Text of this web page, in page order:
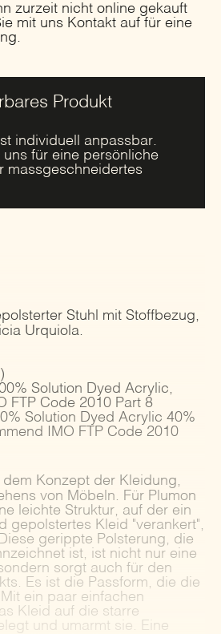
zurzeit nicht online gekauft
mit uns Kontakt auf für eine
Produkt
individuell anpassbar.
uns für eine persönliche
massgeschneidertes
Stuhl mit Stoffbezug,
Urquiola.
Solution Dyed Acrylic,
FTP Code 2010 Part 8
Solution Dyed Acrylic 40%
IMO FTP Code 2010
dem Konzept der Kleidung,
von Möbeln. Für Plumon
leichte Struktur, auf der ein
gepolstertes Kleid "verankert",
gerippte Polsterung, die
ist, ist nicht nur eine
sorgt auch für den
Es ist die Passform, die die
ein paar einfachen
Kleid auf die starre
und umarmt sie. Eine